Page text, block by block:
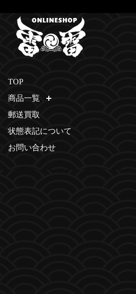
TOP
商品一覧
郵送買取
状態表記について
お問い合わせ